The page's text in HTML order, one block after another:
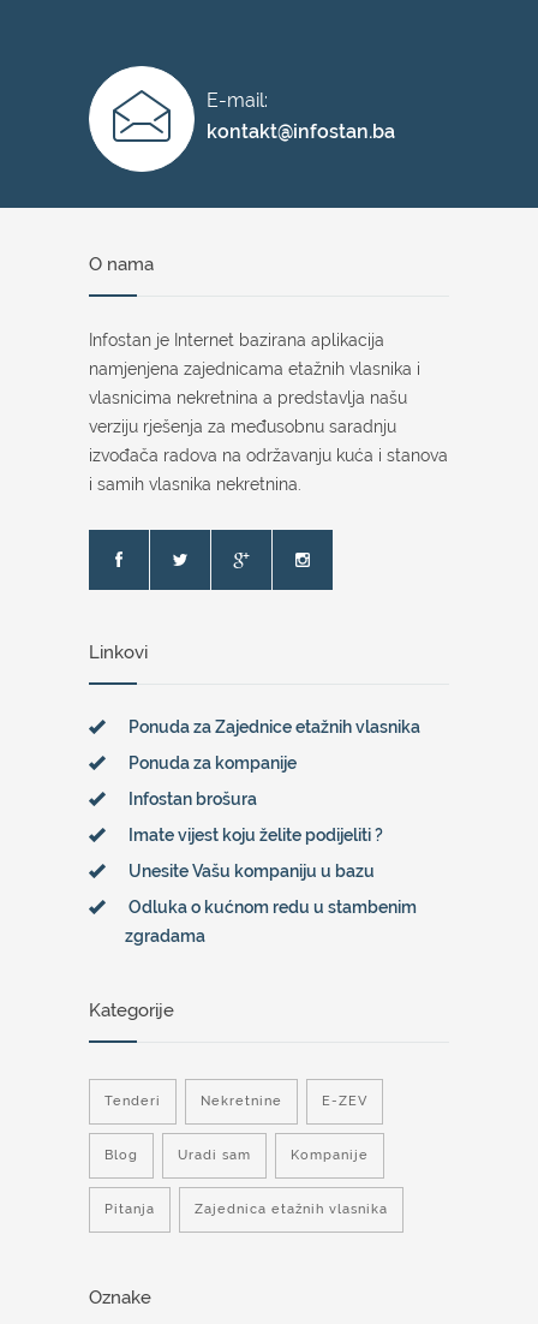
E-mail:
kontakt@infostan.ba
O nama
Infostan je Internet bazirana aplikacija
namjenjena zajednicama etažnih vlasnika i
vlasnicima nekretnina a predstavlja našu
verziju rješenja za međusobnu saradnju
izvođača radova na održavanju kuća i stanova
i samih vlasnika nekretnina.
Linkovi
Ponuda za Zajednice etažnih vlasnika
Ponuda za kompanije
Infostan brošura
Imate vijest koju želite podijeliti ?
Unesite Vašu kompaniju u bazu
Odluka o kućnom redu u stambenim
zgradama
Kategorije
Tenderi Nekretnine E-ZEV
Blog Uradi sam Kompanije
Pitanja Zajednica etažnih vlasnika
Oznake